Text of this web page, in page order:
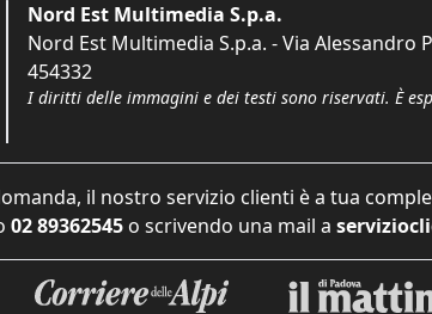
Nord Est Multimedia S.p.a.
Nord Est Multimedia S.p.a. - Via Alessandro
454332
I diritti delle immagini e dei testi sono riservati. È
il nostro servizio clienti è a tua
02 89362545 o scrivendo una mail a